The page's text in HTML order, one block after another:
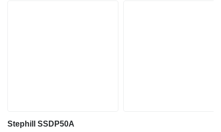
Stephill SSDP50A